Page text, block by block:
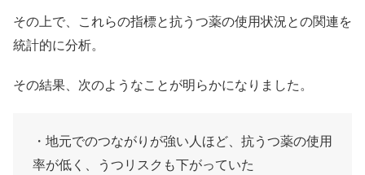
その上で、これらの指標と抗うつ薬の使用状況との関連を
統計的に分析。
その結果、次のようなことが明らかになりました。
・地元でのつながりが強い人ほど、抗うつ薬の使用
率が低く、うつリスクも下がっていた